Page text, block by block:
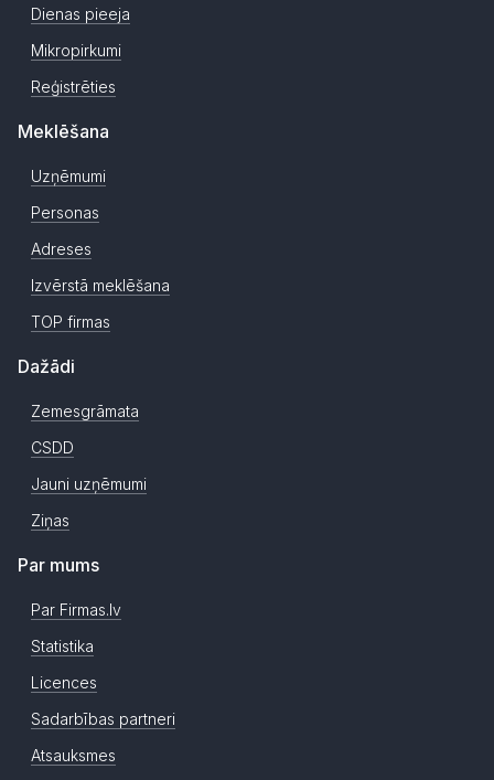
Dienas pieeja
Mikropirkumi
Reģistrēties
Meklēšana
Uzņēmumi
Personas
Adreses
Izvērstā meklēšana
TOP firmas
Dažādi
Zemesgrāmata
CSDD
Jauni uzņēmumi
Ziņas
Par mums
Par Firmas.lv
Statistika
Licences
Sadarbības partneri
Atsauksmes